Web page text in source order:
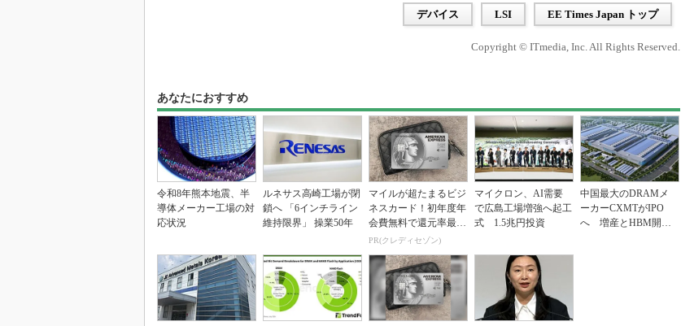
デバイス LSI EE Times Japan トップ
Copyright © ITmedia, Inc. All Rights Reserved.
あなたにおすすめ
令和8年熊本地震、半
導体メーカー工場の対
応状況
ルネサス高崎工場が閉
鎖へ 「6インチライン
維持限界」 操業50年
マイルが超たまるビジ
ネスカード！初年度年
会費無料で還元率最大
1.125%
PR(クレディセゾン)
マイクロン、AI需要
で広島工場増強へ起工
式 1.5兆円投資
中国最大のDRAMメ
ーカーCXMTがIPO
へ 増産とHBM開発